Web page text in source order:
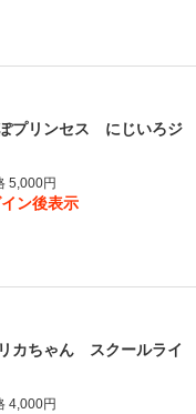
プリンセス にじいろジ
5,000円
ン後表示
カちゃん スクールライ
4,000円